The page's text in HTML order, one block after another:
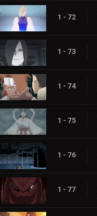
1 - 72
1 - 73
1 - 74
1 - 75
1 - 76
1 - 77